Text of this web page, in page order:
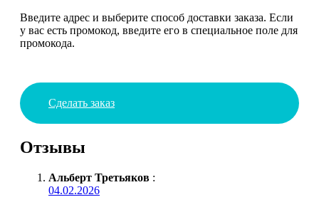
Введите адрес и выберите способ доставки заказа. Если
у вас есть промокод, введите его в специальное поле для
промокода.
Сделать заказ
Отзывы
Альберт Третьяков :
04.02.2026